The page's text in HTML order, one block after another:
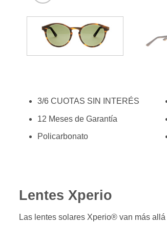
3/6 CUOTAS SIN INTERÉS
12 Meses de Garantía
Policarbonato
Lentes Xperio
Las lentes solares Xperio® van más